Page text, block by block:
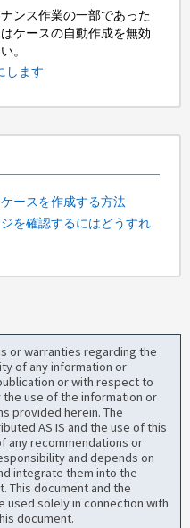
ンス作業の一部であった
ケースの自動作成を無効
。
します
ースを作成する方法
を確認するにはどうすれ
or warranties regarding the
of any information or
or with respect to
use of the information or
provided herein. The
AS IS and the use of this
any recommendations or
and depends on
integrate them into the
This document and the
used solely in connection with
document.